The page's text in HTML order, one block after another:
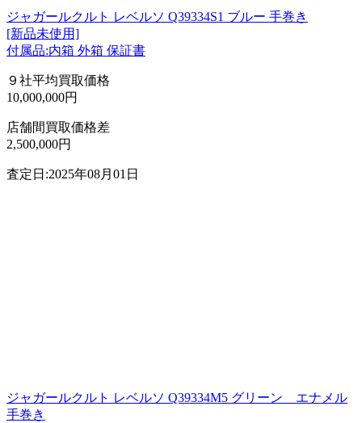
ジャガールクルト レベルソ Q39334S1 ブルー 手巻き
[新品未使用]
付属品:内箱 外箱 保証書
９社平均買取価格
10,000,000円
店舗間買取価格差
2,500,000円
査定日:2025年08月01日
ジャガールクルト レベルソ Q39334M5 グリーン エナメル
手巻き